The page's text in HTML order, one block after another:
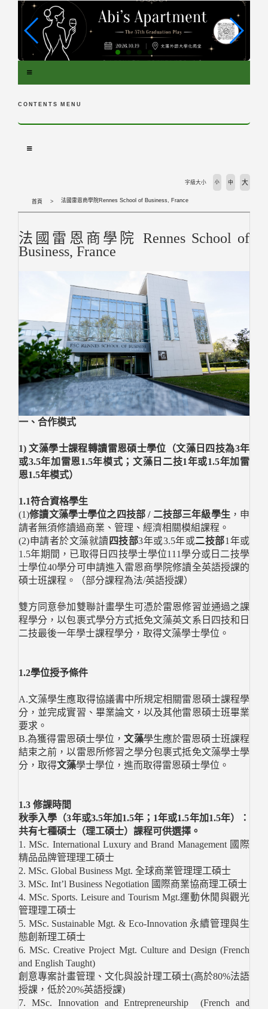
CONTENTS MENU
首頁 法國雷恩商學院Rennes School of Business, France
字級大小 小 中 大
法國雷恩商學院 Rennes School of
Business, France
一、合作模式
1) 文藻學士課程轉讀雷恩碩士學位（文藻日四技為3年
或3.5年加雷恩1.5年模式；文藻日二技1年或1.5年加雷
恩1.5年模式）
1.1符合資格學生
(1)修讀文藻學士學位之四技部 / 二技部三年級學生 ，申
請者無須修讀過商業、管理、經濟相關模組課程。
(2)申請者於文藻就讀 四技部3年或3.5年或二技部1年或
1.5年期間，已取得日四技學士學位111學分或日二技學
士學位40學分可申請進入雷恩商學院修讀全英語授課的
碩士班課程。（部分課程為法/英語授課）
雙方同意參加雙聯計畫學生可憑於雷恩修習並通過之課
程學分，以包裹式學分方式抵免文藻英文系日四技和日
二技最後一年學士課程學分，取得文藻學士學位。
1.2學位授予條件
A.文藻學生應取得協議書中所規定相關雷恩碩士課程學
分，並完成實習、畢業論文，以及其他雷恩碩士班畢業
要求。
B.為獲得雷恩碩士學位，文藻學生應於雷恩碩士班課程
結束之前，以雷恩所修習之學分包裹式抵免文藻學士學
分，取得文藻學士學位，進而取得雷恩碩士學位。
1.3 修課時間
秋季入學（3年或3.5年加1.5年；1年或1.5年加1.5年）：
共有七種碩士（理工碩士）課程可供選擇。
1. MSc. International Luxury and Brand Management 國際
精品品牌管理理工碩士
2. MSc. Global Business Mgt. 全球商業管理理工碩士
3. MSc. Int’l Business Negotiation 國際商業協商理工碩士
4. MSc. Sports. Leisure and Tourism Mgt.運動休閒與觀光
管理理工碩士
5. MSc. Sustainable Mgt. & Eco-Innovation 永續管理與生
態創新理工碩士
6. MSc. Creative Project Mgt. Culture and Design (French
and English Taught)
創意專案計畫管理、文化與設計理工碩士(高於80%法語
授課，低於20%英語授課)
7. MSc. Innovation and Entrepreneurship (French and